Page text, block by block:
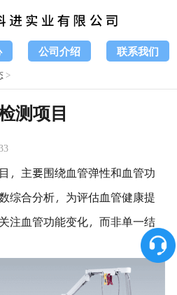
公司介绍 联系我们
>
测项目
，主要围绕血管弹性和血管功
综合分析，为评估血管健康提
注血管功能变化，而非单一结